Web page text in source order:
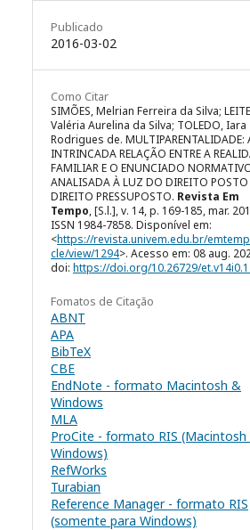
Publicado
2016-03-02
Como Citar
SIMÕES, Melrian Ferreira da Silva;
Valéria Aurelina da Silva; TOLEDO, Iara
Rodrigues de. MULTIPARENTALIDADE:
INTRINCADA RELAÇÃO ENTRE A
FAMILIAR E O ENUNCIADO
ANALISADA À LUZ DO DIREITO POSTO
DIREITO PRESSUPOSTO. Revista Em
Tempo, [S.l.], v. 14, p. 169-185, mar.
ISSN 1984-7858. Disponível em:
<https://revista.univem.edu.br/
cle/view/1294>. Acesso em: 08 aug.
doi: https://doi.org/10.26729/
Fomatos de Citação
ABNT
APA
BibTeX
CBE
EndNote - formato Macintosh &
Windows
MLA
ProCite - formato RIS
Windows)
RefWorks
Turabian
Reference Manager - formato RIS
(somente para Windows)